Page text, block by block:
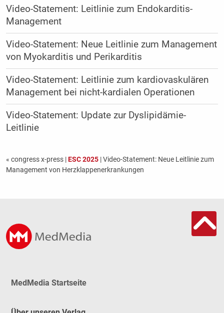
Video-Statement: Leitlinie zum Endokarditis-
Management
Video-Statement: Neue Leitlinie zum Management
von Myokarditis und Perikarditis
Video-Statement: Leitlinie zum kardiovaskulären
Management bei nicht-kardialen Operationen
Video-Statement: Update zur Dyslipidämie-
Leitlinie
« congress x-press |ESC 2025| Video-Statement: Neue Leitlinie zum
Management von Herzklappenerkrankungen
MedMedia Startseite